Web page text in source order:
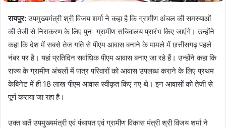
रायपुर:उपमुख्यमंत्री श्री विजय शर्मा ने कहा है कि ग्रामीण अंचल की समस्याओं
की तेजी से निराकरण के लिए पुनः ग्रामीण सचिवालय प्रारंभ किए जाएंगे। उन्होंने
कहा कि देश में सबसे तेज गति से पीएम आवास बनाने के मामले में छत्तीसगढ़ पहले
नंबर पर है। यहां प्रतिदिन सर्वाधिक पीएम आवास बनाए जा रहे हैं। उन्होंने कहा कि
राज्य के ग्रामीण अंचलों में पात्र परिवारों को आवास उपलब्ध कराने के लिए प्रथम
केबिनेट में ही 18 लाख पीएम आवास स्वीकृत किए गए थे। इन आवासों को तेजी से
पूर्ण कराया जा रहा है।
उक्त बातें उपमुख्यमंत्री एवं पंचायत एवं ग्रामीण विकास मंत्री श्री विजय शर्मा ने